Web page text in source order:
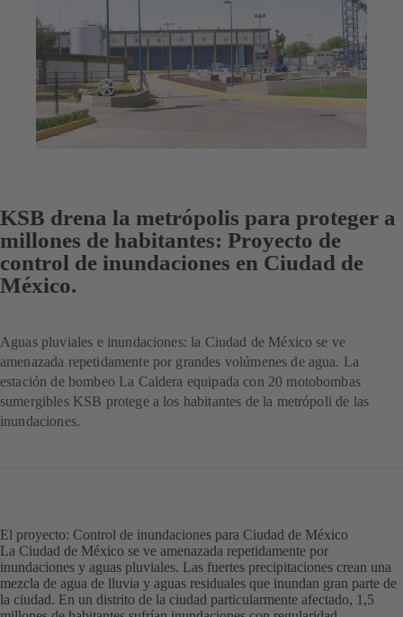
KSB drena la metrópolis para proteger a
millones de habitantes: Proyecto de
control de inundaciones en Ciudad de
México.
Aguas pluviales e inundaciones: la Ciudad de México se ve
amenazada repetidamente por grandes volúmenes de agua. La
estación de bombeo La Caldera equipada con 20 motobombas
sumergibles KSB protege a los habitantes de la metrópoli de las
inundaciones.
El proyecto: Control de inundaciones para Ciudad de México
La Ciudad de México se ve amenazada repetidamente por
inundaciones y aguas pluviales. Las fuertes precipitaciones crean una
mezcla de agua de lluvia y aguas residuales que inundan gran parte de
la ciudad. En un distrito de la ciudad particularmente afectado, 1,5